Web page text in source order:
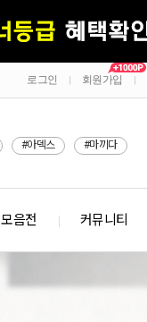
로그인 회원가입
#아덱스 #마끼다
모음전 커뮤니티